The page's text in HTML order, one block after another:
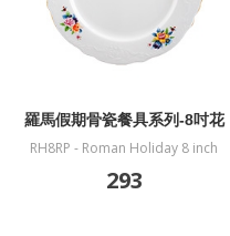
羅馬假期骨瓷餐具系列-8吋花
型盤
RH8RP - Roman Holiday 8 inch
293